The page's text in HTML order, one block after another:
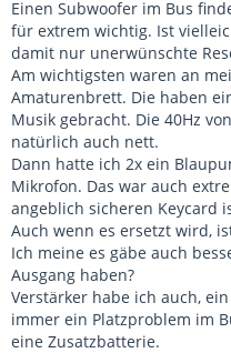
Einen Subwoofer im Bus
für extrem wichtig. Ist
damit nur unerwünschte
Am wichtigsten waren an
Amaturenbrett. Die haben
Musik gebracht. Die 40Hz
natürlich auch nett.
Dann hatte ich 2x ein
Mikrofon. Das war auch
angeblich sicheren Keycard
Auch wenn es ersetzt wird,
Ich meine es gäbe auch
Ausgang haben?
Verstärker habe ich auch,
immer ein Platzproblem im
eine Zusatzbatterie.